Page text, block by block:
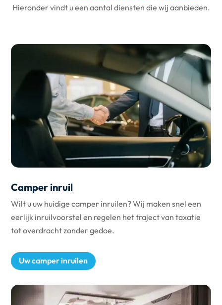
Hieronder vindt u een aantal diensten die wij aanbieden.
Camper inruil
Wilt u uw huidige camper inruilen? Wij maken snel een
eerlijk inruilvoorstel en regelen het traject van taxatie
tot overdracht zonder gedoe.
Uw camper inruilen